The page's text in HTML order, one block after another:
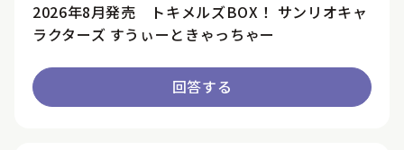
2026年8月発売 トキメルズBOX！ サンリオキャ
ラクターズ すうぃーときゃっちゃー
回答する